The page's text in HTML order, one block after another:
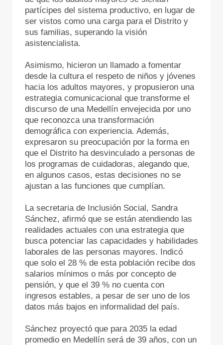
partícipes del sistema productivo, en lugar de
ser vistos como una carga para el Distrito y
sus familias, superando la visión
asistencialista.
Asimismo, hicieron un llamado a fomentar
desde la cultura el respeto de niños y jóvenes
hacia los adultos mayores, y propusieron una
estrategia comunicacional que transforme el
discurso de una Medellín envejecida por uno
que reconozca una transformación
demográfica con experiencia. Además,
expresaron su preocupación por la forma en
que el Distrito ha desvinculado a personas de
los programas de cuidadoras, alegando que,
en algunos casos, estas decisiones no se
ajustan a las funciones que cumplían.
La secretaria de Inclusión Social, Sandra
Sánchez, afirmó que se están atendiendo las
realidades actuales con una estrategia que
busca potenciar las capacidades y habilidades
laborales de las personas mayores. Indicó
que solo el 28 % de esta población recibe dos
salarios mínimos o más por concepto de
pensión, y que el 39 % no cuenta con
ingresos estables, a pesar de ser uno de los
datos más bajos en informalidad del país.
Sánchez proyectó que para 2035 la edad
promedio en Medellín será de 39 años, con un